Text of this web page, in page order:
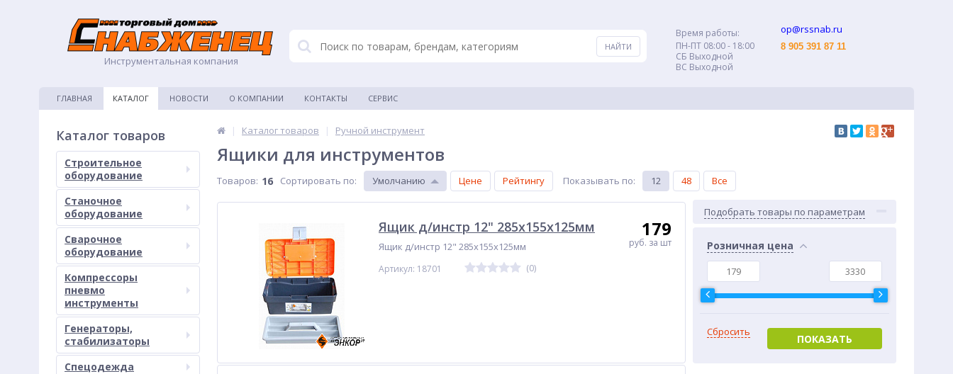
Инструментальная компания
Время работы:
ПН-ПТ 08:00 - 18:00
СБ Выходной
ВС Выходной
op@rssnab.ru
8 905 391 87 11
ГЛАВНАЯ КАТАЛОГ НОВОСТИ О КОМПАНИИ КОНТАКТЫ СЕРВИС
Каталог товаров
Строительное
оборудование
Станочное
оборудование
Сварочное
оборудование
Компрессоры
пневмо
инструменты
Генераторы,
стабилизаторы
Спецодежда
| Каталог товаров | Ручной инструмент
Ящики для инструментов
Товаров: 16 Сортировать по: Умолчанию Цене Рейтингу Показывать по: 12 48 Все
Подобрать товары по параметрам
Розничная цена
Сбросить
ПОКАЗАТЬ
Ящик д/инстр 12" 285х155х125мм
Ящик д/инстр 12" 285х155х125мм
Артикул: 18701 (0)
179
руб. за шт